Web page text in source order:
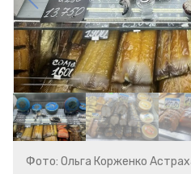
Фото: Ольга Корженко